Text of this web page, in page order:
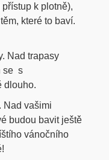
k plotně),
které to baví.
Nad trapasy
se s
dlouho.
Nad vašimi
budou bavit ještě
vánočního